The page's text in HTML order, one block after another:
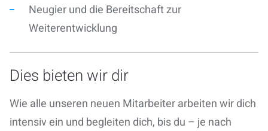
Neugier und die Bereitschaft zur
Weiterentwicklung
Dies bieten wir dir
Wie alle unseren neuen Mitarbeiter arbeiten wir dich
intensiv ein und begleiten dich, bis du – je nach